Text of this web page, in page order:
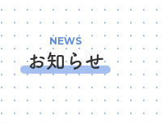
NEWS
お知らせ